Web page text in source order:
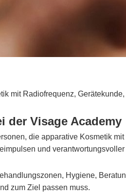
mit Radiofrequenz,
der Visage Academy
die apparative Kosmetik
und
Hygiene,
zum Ziel passen muss.